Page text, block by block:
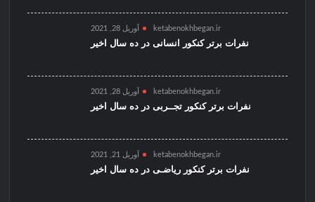
ketabenokhbegan.ir آوریل 28, 2021
نفرات برتر کنکور انسانی در ده سال اخیر
ketabenokhbegan.ir آوریل 28, 2021
نفرات برتر کنکور تجــربی در ده سال اخیر
ketabenokhbegan.ir آوریل 21, 2021
نفرات برتر کنکور ریاضـی در ده سال اخیر